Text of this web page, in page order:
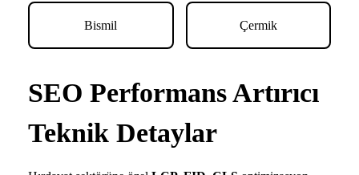
Bismil Çermik
SEO Performans Artırıcı
Teknik Detaylar